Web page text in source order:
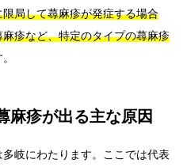
局して蕁麻疹が発症する場合
疹など、特定のタイプの蕁麻疹
麻疹が出る主な原因
岐にわたります。ここでは代表